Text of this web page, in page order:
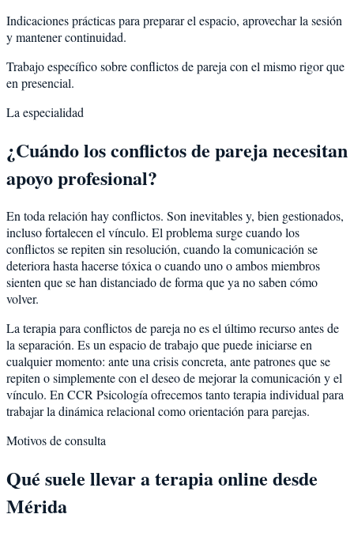
Indicaciones prácticas para preparar el espacio, aprovechar la sesión
y mantener continuidad.
Trabajo específico sobre conflictos de pareja con el mismo rigor que
en presencial.
La especialidad
¿Cuándo los conflictos de pareja necesitan
apoyo profesional?
En toda relación hay conflictos. Son inevitables y, bien gestionados,
incluso fortalecen el vínculo. El problema surge cuando los
conflictos se repiten sin resolución, cuando la comunicación se
deteriora hasta hacerse tóxica o cuando uno o ambos miembros
sienten que se han distanciado de forma que ya no saben cómo
volver.
La terapia para conflictos de pareja no es el último recurso antes de
la separación. Es un espacio de trabajo que puede iniciarse en
cualquier momento: ante una crisis concreta, ante patrones que se
repiten o simplemente con el deseo de mejorar la comunicación y el
vínculo. En CCR Psicología ofrecemos tanto terapia individual para
trabajar la dinámica relacional como orientación para parejas.
Motivos de consulta
Qué suele llevar a terapia online desde
Mérida